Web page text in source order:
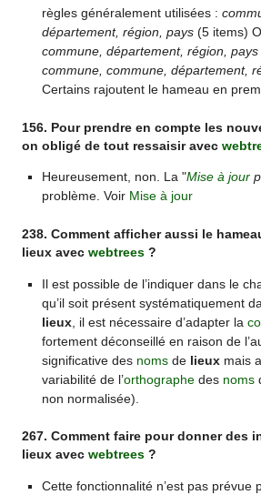
règles généralement utilisées :
département, région, pays (5 items)
commune, département, région, pays
commune, commune, département,
Certains rajoutent le hameau en
156. Pour prendre en compte les
on obligé de tout ressaisir avec
Heureusement, non. La "Mise à jour
problème. Voir Mise à jour
238. Comment afficher aussi le
lieux avecwebtrees ?
Il est possible de l’indiquer dans le
qu’il soit présent systématiquement
lieux, il est nécessaire d’adapter la
fortement déconseillé en raison de
significative des nomsde lieuxmais
variabilité de l’orthographedes noms
non normalisée).
267. Comment faire pour donner des
lieux avecwebtrees ?
Cette fonctionnalité n’est pas prévue